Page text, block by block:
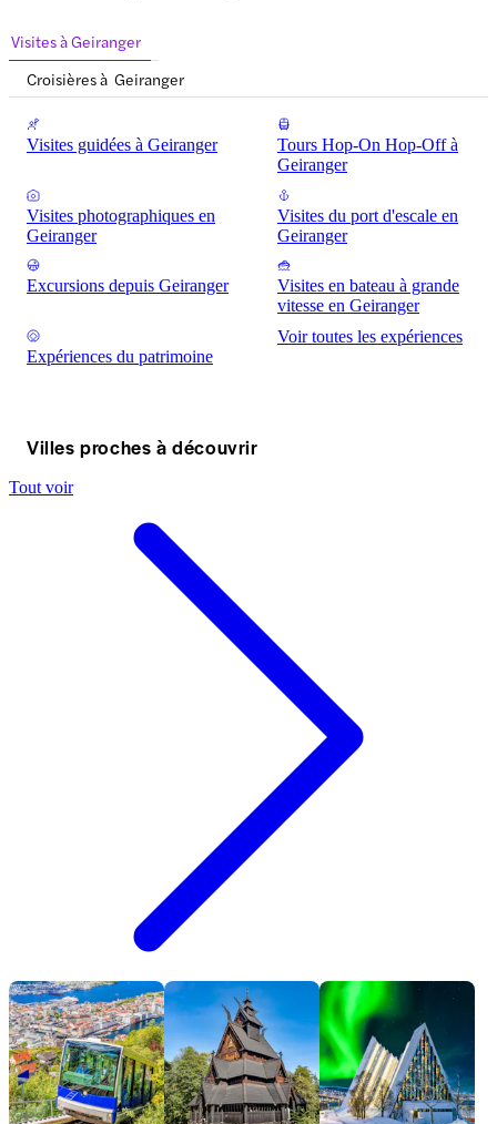
Visites à Geiranger
Croisières à Geiranger
Visites guidées à Geiranger
Tours Hop-On Hop-Off à
Geiranger
Visites photographiques en
Geiranger
Visites du port d'escale en
Geiranger
Excursions depuis Geiranger
Visites en bateau à grande
vitesse en Geiranger
Expériences du patrimoine
Voir toutes les expériences
Villes proches à découvrir
Tout voir